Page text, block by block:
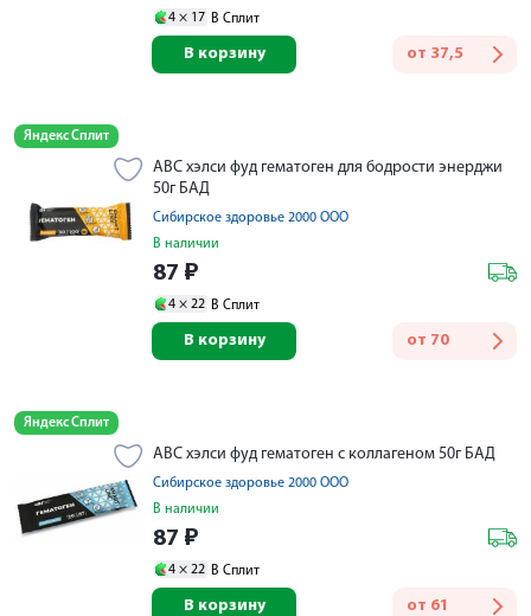
4 × 17 В Сплит
от 37,5
В корзину
Яндекс Сплит
АВС хэлси фуд гематоген для бодрости энерджи
50г БАД
Сибирское здоровье 2000 ООО
В наличии
87 ₽
4 × 22 В Сплит
от 70
В корзину
Яндекс Сплит
АВС хэлси фуд гематоген с коллагеном 50г БАД
Сибирское здоровье 2000 ООО
В наличии
87 ₽
4 × 22 В Сплит
от 61
В корзину